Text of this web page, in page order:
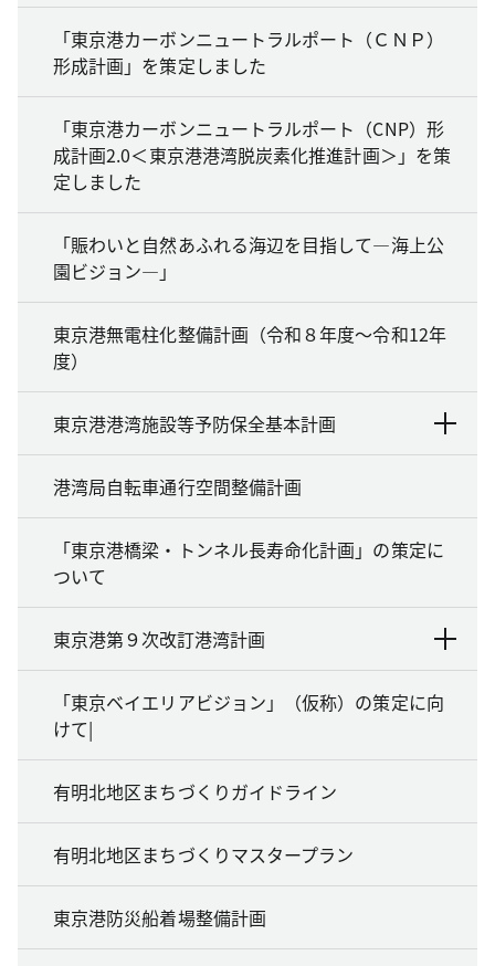
「東京港カーボンニュートラルポート（ＣＮＰ）
形成計画」を策定しました
「東京港カーボンニュートラルポート（CNP）形
成計画2.0＜東京港港湾脱炭素化推進計画＞」を策
定しました
「賑わいと自然あふれる海辺を目指して―海上公
園ビジョン―」
東京港無電柱化整備計画（令和８年度～令和12年
度）
東京港港湾施設等予防保全基本計画
港湾局自転車通行空間整備計画
「東京港橋梁・トンネル長寿命化計画」の策定に
ついて
東京港第９次改訂港湾計画
「東京ベイエリアビジョン」（仮称）の策定に向
けて|
有明北地区まちづくりガイドライン
有明北地区まちづくりマスタープラン
東京港防災船着場整備計画